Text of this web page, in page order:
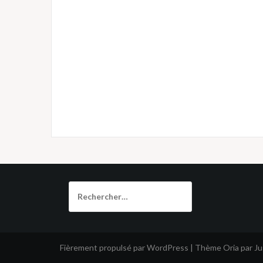
Fièrement propulsé par WordPress | Thème Oria par